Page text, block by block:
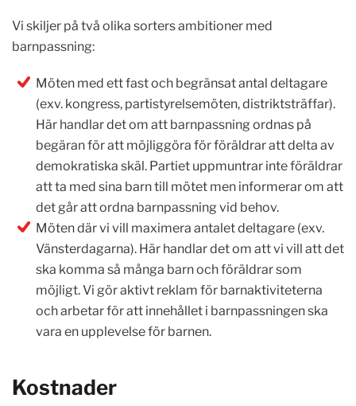
Vi skiljer på två olika sorters ambitioner med
barnpassning:
Möten med ett fast och begränsat antal deltagare
(exv. kongress, partistyrelsemöten, distriktsträffar).
Här handlar det om att barnpassning ordnas på
begäran för att möjliggöra för föräldrar att delta av
demokratiska skäl. Partiet uppmuntrar inte föräldrar
att ta med sina barn till mötet men informerar om att
det går att ordna barnpassning vid behov.
Möten där vi vill maximera antalet deltagare (exv.
Vänsterdagarna). Här handlar det om att vi vill att det
ska komma så många barn och föräldrar som
möjligt. Vi gör aktivt reklam för barnaktiviteterna
och arbetar för att innehållet i barnpassningen ska
vara en upplevelse för barnen.
Kostnader